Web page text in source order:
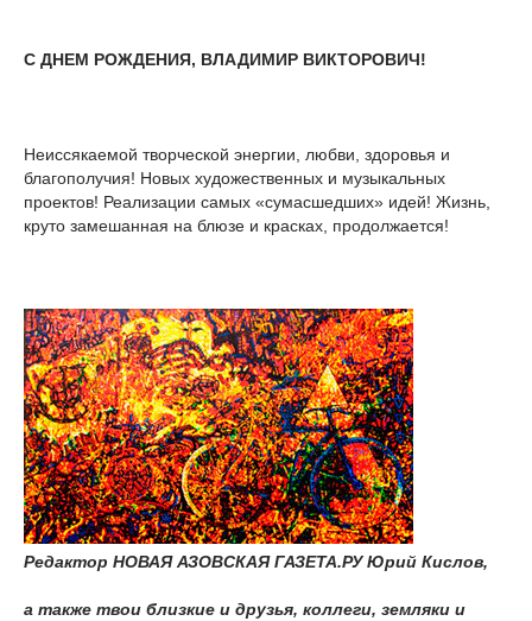
С ДНЕМ РОЖДЕНИЯ, ВЛАДИМИР ВИКТОРОВИЧ!
Неиссякаемой творческой энергии, любви, здоровья и
благополучия! Новых художественных и музыкальных
проектов! Реализации самых «сумасшедших» идей! Жизнь,
круто замешанная на блюзе и красках, продолжается!
Редактор НОВАЯ АЗОВСКАЯ ГАЗЕТА.РУ Юрий Кислов,
а также твои близкие и друзья, коллеги, земляки и